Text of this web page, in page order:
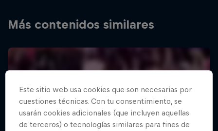
Más contenidos similares
Este sitio web usa cookies que son necesarias por
cuestiones técnicas. Con tu consentimiento, se
usarán cookies adicionales (que incluyen aquellas
de terceros) o tecnologías similares para fines de